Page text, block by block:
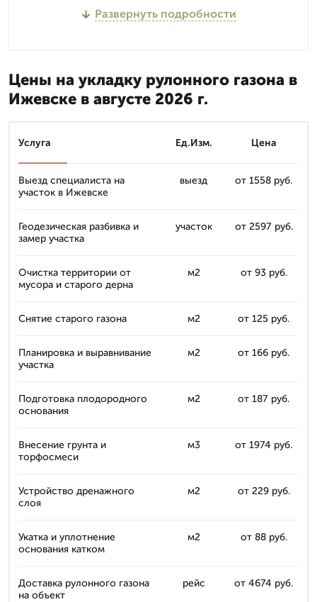
Развернуть подробности
Цены на укладку рулонного газона в
Ижевске в августе 2026 г.
Услуга Ед.Изм. Цена
Выезд специалиста на
участок в Ижевске
выезд от 1558 руб.
Геодезическая разбивка и
замер участка
участок от 2597 руб.
Очистка территории от
мусора и старого дерна
м2 от 93 руб.
Снятие старого газона м2 от 125 руб.
Планировка и выравнивание
участка
м2 от 166 руб.
Подготовка плодородного
основания
м2 от 187 руб.
Внесение грунта и
торфосмеси
м3 от 1974 руб.
Устройство дренажного
слоя
м2 от 229 руб.
Укатка и уплотнение
основания катком
м2 от 88 руб.
Доставка рулонного газона
на объект
рейс от 4674 руб.